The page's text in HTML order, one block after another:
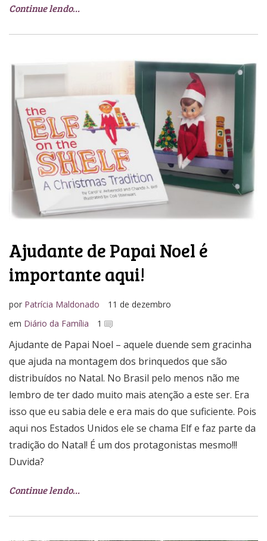
Continue lendo…
Ajudante de Papai Noel é
importante aqui!
por Patrícia Maldonado
11 de dezembro
em Diário da Família 1
Ajudante de Papai Noel – aquele duende sem gracinha
que ajuda na montagem dos brinquedos que são
distribuídos no Natal. No Brasil pelo menos não me
lembro de ter dado muito mais atenção a este ser. Era
isso que eu sabia dele e era mais do que suficiente. Pois
aqui nos Estados Unidos ele se chama Elf e faz parte da
tradição do Natal! É um dos protagonistas mesmo!!!
Duvida?
Continue lendo…